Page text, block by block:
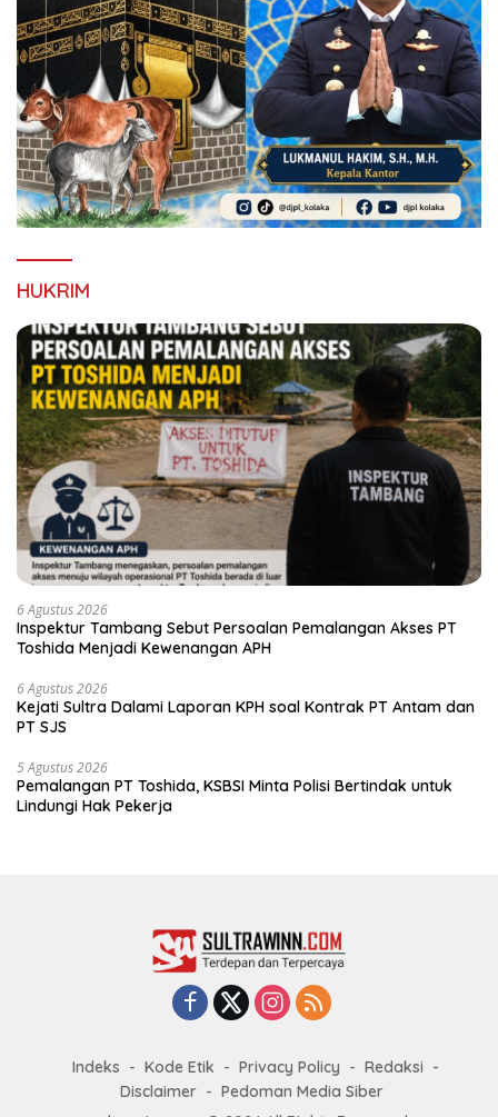
HUKRIM
6 Agustus 2026
Inspektur Tambang Sebut Persoalan Pemalangan Akses PT
Toshida Menjadi Kewenangan APH
6 Agustus 2026
Kejati Sultra Dalami Laporan KPH soal Kontrak PT Antam dan
PT SJS
5 Agustus 2026
Pemalangan PT Toshida, KSBSI Minta Polisi Bertindak untuk
Lindungi Hak Pekerja
Indeks Kode Etik Privacy Policy
Redaksi
Disclaimer
Pedoman Media Siber